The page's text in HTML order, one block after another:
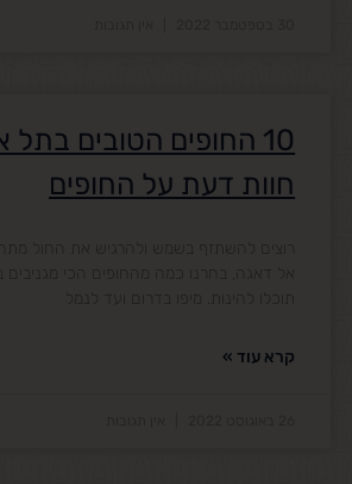
10 החופים הטובים בתל
חוות דעת על החופים
קרא עוד »